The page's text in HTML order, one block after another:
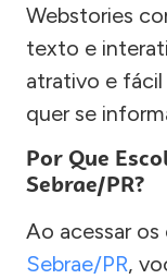
Webstories
texto e
atrativo e fácil
quer se
Por Que
Sebrae/PR?
Ao acessar
Sebrae/PR,